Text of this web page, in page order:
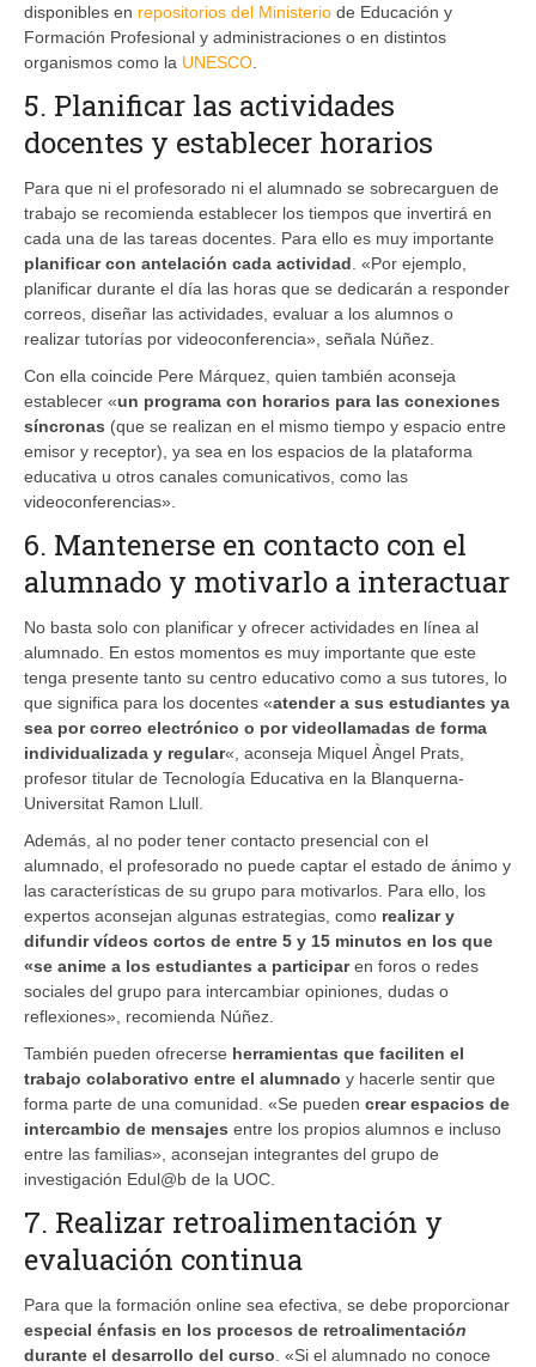
disponibles en repositorios del Ministerio de Educación y
Formación Profesional y administraciones o en distintos
organismos como la UNESCO
5. Planificar las actividades
docentes y establecer horarios
Para que ni el profesorado ni el alumnado se sobrecarguen de
trabajo se recomienda establecer los tiempos que invertirá en
cada una de las tareas docentes. Para ello es muy importante
planificar con antelación cada actividad . «Por ejemplo,
planificar durante el día las horas que se dedicarán a responder
correos, diseñar las actividades, evaluar a los alumnos o
realizar tutorías por videoconferencia», señala Núñez.
Con ella coincide Pere Márquez, quien también aconseja
establecer «un programa con horarios para las conexiones
síncronas (que se realizan en el mismo tiempo y espacio entre
emisor y receptor), ya sea en los espacios de la plataforma
educativa u otros canales comunicativos, como las
videoconferencias».
6. Mantenerse en contacto con el
alumnado y motivarlo a interactuar
No basta solo con planificar y ofrecer actividades en línea al
alumnado. En estos momentos es muy importante que este
tenga presente tanto su centro educativo como a sus tutores, lo
que significa para los docentes «atender a sus estudiantes ya
sea por correo electrónico o por videollamadas de forma
individualizada y regular«, aconseja Miquel Àngel Prats,
profesor titular de Tecnología Educativa en la Blanquerna-
Universitat Ramon Llull.
Además, al no poder tener contacto presencial con el
alumnado, el profesorado no puede captar el estado de ánimo y
las características de su grupo para motivarlos. Para ello, los
expertos aconsejan algunas estrategias, como realizar y
difundir vídeos cortos de entre 5 y 15 minutos en los que
«se anime a los estudiantes a participaren foros o redes
sociales del grupo para intercambiar opiniones, dudas o
reflexiones», recomienda Núñez.
También pueden ofrecerse herramientas que faciliten el
trabajo colaborativo entre el alumnado y hacerle sentir que
forma parte de una comunidad. «Se pueden crear espacios de
intercambio de mensajes entre los propios alumnos e incluso
entre las familias», aconsejan integrantes del grupo de
investigación Edul@b de la UOC.
7. Realizar retroalimentación y
evaluación continua
Para que la formación online sea efectiva, se debe proporcionar
especial énfasis en los procesos de retroalimentación
durante el desarrollo del curso . «Si el alumnado no conoce